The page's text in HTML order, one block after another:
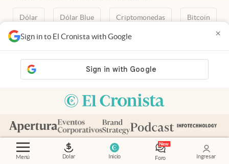
Menú Dolar Inicio Foro Ingresar
Sign in to El Cronista with Google ×
Dólar Dólar Blue Criptomonedas Bitcoin
Fintech Merval Quiniela
abre en nueva pestaña
abre en nueva pestaña
abre en nueva pestaña
abre en nueva pestaña
abre en nueva pestaña
Contacto Canales de WhatsApp Quiénes Somos